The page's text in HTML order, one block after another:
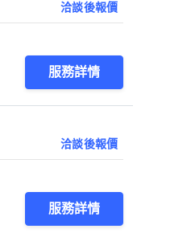
洽談後報價
服務詳情
洽談後報價
服務詳情